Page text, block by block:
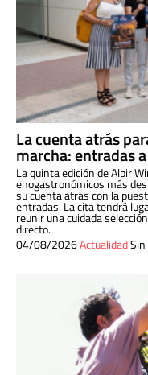
La cuenta atrás
marcha: entradas
La quinta edición de Albir
enogastronómicos más
su cuenta atrás con la
entradas. La cita tendrá
reunir una cuidada
directo.
04/08/2026Actualidad